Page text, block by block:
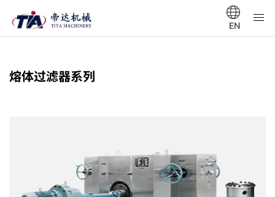
EN
熔体过滤器系列